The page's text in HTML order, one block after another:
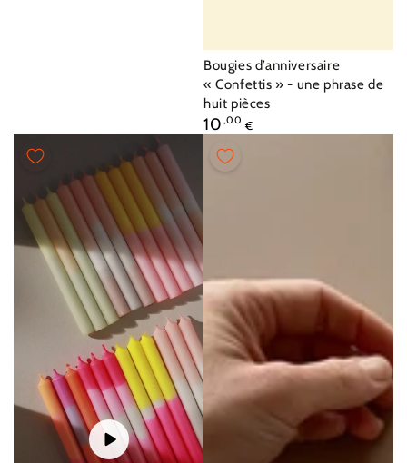
Fournisseur:
Bougies d’anniversaire
« Confettis » - une phrase de
huit pièces
Prix
normal
10 ,00 €